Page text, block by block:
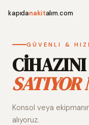
kapıdanakitalım.com
GÜVENLI &
CİHAZINI
SATIYOR
Konsol veya
alıyoruz.